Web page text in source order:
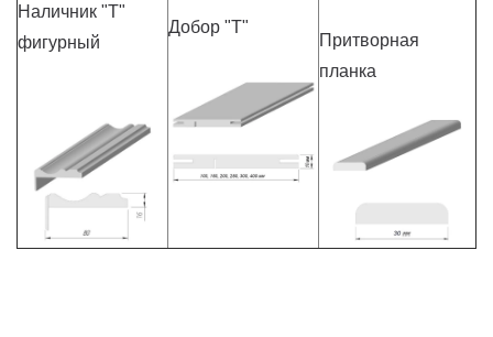
Наличник "Т"
фигурный
Добор "Т"
Притворная
планка